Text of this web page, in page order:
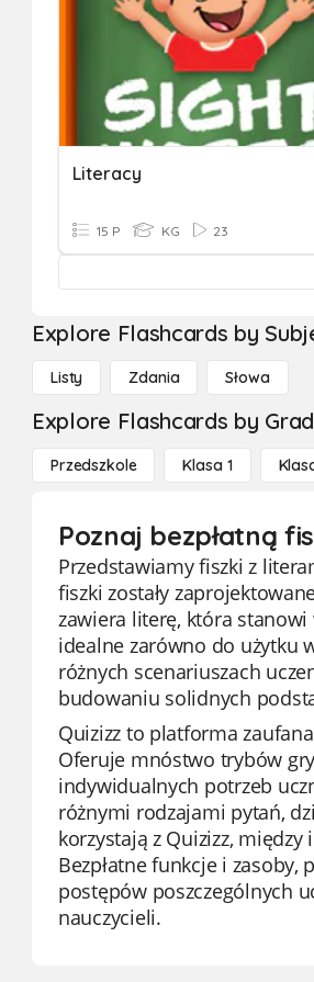
Literacy
15 P KG 23
Explore Flashcards by
Listy Zdania Słowa
Explore Flashcards by
Przedszkole Klasa 1
Poznaj bezpłatną
Przedstawiamy fiszki z
fiszki zostały
zawiera literę, która
idealne zarówno do użytku
różnych scenariuszach
budowaniu solidnych
Quizizz to platforma
Oferuje mnóstwo trybów
indywidualnych potrzeb
różnymi rodzajami pytań,
korzystają z Quizizz,
Bezpłatne funkcje i
postępów poszczególnych
nauczycieli.